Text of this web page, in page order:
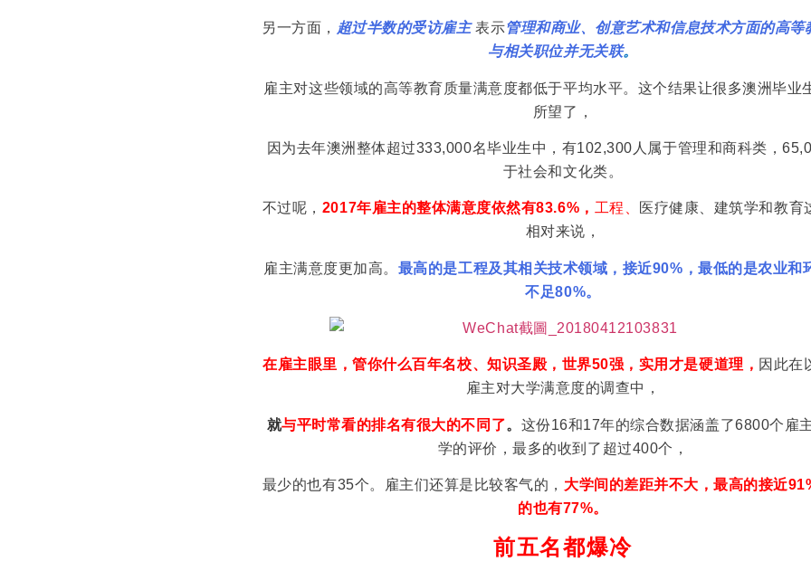
另一方面， 超过半数的受访雇主表示管理和商业、 创意艺术和信息技术方面的高等
与相关职位并无关联。
雇主对这些领域的高等教育质量满意度都低于平均水平。这个结果让很多澳洲毕业
所望了，
因为去年澳洲整体超过333,000名毕业生中，有102,300人属于管理和商科类，
于社会和文化类。
不过呢， 2017年雇主的整体满意度依然有83.6%， 工程、
医疗健康、建筑学和教育
相对来说，
雇主满意度更加高。 最高的是工程及其相关技术领域，接近90%，最低的是农业和
不足80%。
在雇主眼里，管你什么百年名校、知识圣殿，世界50强，实用才是硬道理， 因此在
雇主对大学满意度的调查中，
就与平时常看的排名有很大的不同了。 这份16和17年的综合数据涵盖了6800个雇
学的评价，最多的收到了超过400个，
最少的也有35个。雇主们还算是比较客气的， 大学间的差距并不大，最高的接近
的也有77%。
前五名都爆冷